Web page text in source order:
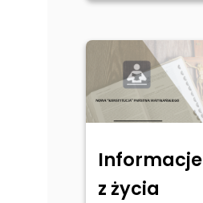
Informacje
z życia